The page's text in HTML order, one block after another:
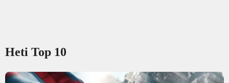
Heti Top 10